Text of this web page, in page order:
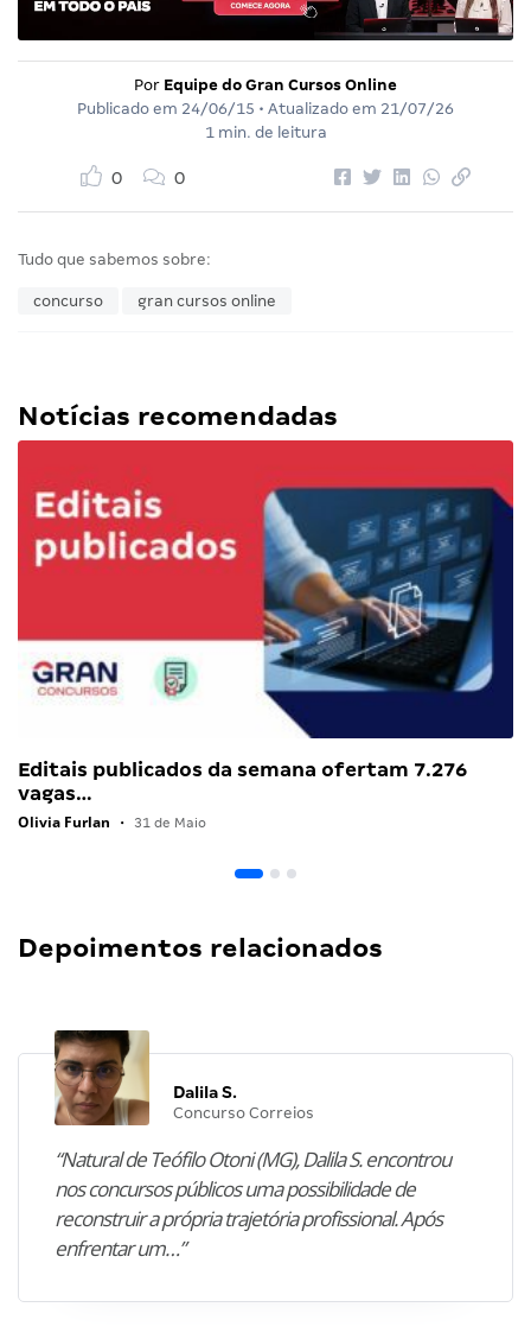
Por Equipe do Gran Cursos Online
Publicado em 24/06/15 • Atualizado em 21/07/26
1 min. de leitura
0 0
Tudo que sabemos sobre:
concurso gran cursos online
Notícias recomendadas
Editais publicados da semana ofertam 7.276
vagas…
Olivia Furlan • 31 de Maio
Depoimentos relacionados
Dalila S.
Concurso Correios
“Natural de Teófilo Otoni (MG), Dalila S. encontrou
nos concursos públicos uma possibilidade de
reconstruir a própria trajetória profissional. Após
enfrentar um…”